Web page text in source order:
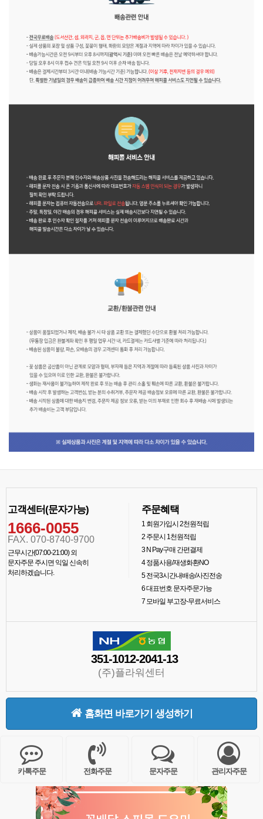
고객센터(문자가능)
1666-0055
FAX. 070-8740-9700
근무시간(07:00-21:00) 외
문자주문 주시면 익일 신속히
처리하겠습니다.
주문혜택
1회원가입시 2천원적립
2주문시 1천원적립
3N Pay구매 간편결제
4정품사용/재생화환NO
5전국3시간내배송/사진전송
6대표번호 문자주문가능
7모바일 부고장-무료서비스
351-1012-2041-13
(주)플라워센터
홈화면 바로가기 생성하기
카톡주문 전화주문 문자주문 관리자주문